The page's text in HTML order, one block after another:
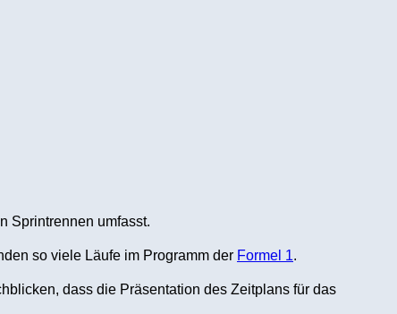
Sprintrennen umfasst.
so viele Läufe im Programm der Formel 1.
dass die Präsentation des Zeitplans für das